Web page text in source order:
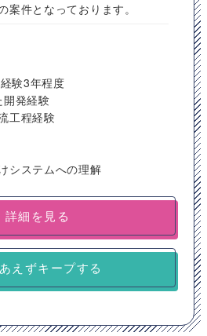
案件となっております。
験3年程度
開発経験
工程経験
システムへの理解
詳細を見る
えずキープする